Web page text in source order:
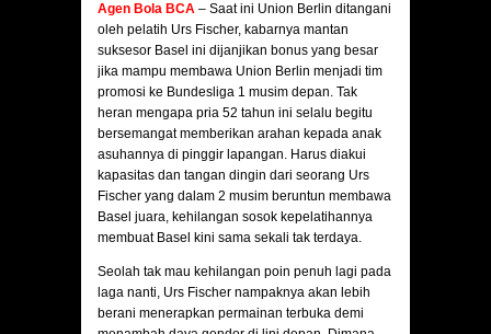
Agen Bola BCA – Saat ini Union Berlin ditangani
oleh pelatih Urs Fischer, kabarnya mantan
suksesor Basel ini dijanjikan bonus yang besar
jika mampu membawa Union Berlin menjadi tim
promosi ke Bundesliga 1 musim depan. Tak
heran mengapa pria 52 tahun ini selalu begitu
bersemangat memberikan arahan kepada anak
asuhannya di pinggir lapangan. Harus diakui
kapasitas dan tangan dingin dari seorang Urs
Fischer yang dalam 2 musim beruntun membawa
Basel juara, kehilangan sosok kepelatihannya
membuat Basel kini sama sekali tak terdaya.
Seolah tak mau kehilangan poin penuh lagi pada
laga nanti, Urs Fischer nampaknya akan lebih
berani menerapkan permainan terbuka demi